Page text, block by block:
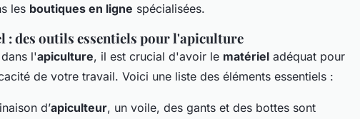
les boutiques en ligne spécialisées.
: des outils essentiels pour l'apiculture
l'apiculture, il est crucial d'avoir le matériel adéquat pour
de votre travail. Voici une liste des éléments essentiels :
d’apiculteur, un voile, des gants et des bottes sont